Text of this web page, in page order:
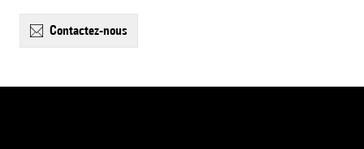
contactez-nous